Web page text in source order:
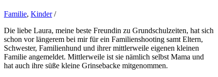
Familie, Kinder /
Die liebe Laura, meine beste Freundin zu Grundschulzeiten, hat sich
schon vor längerem bei mir für ein Familienshooting samt Eltern,
Schwester, Familienhund und ihrer mittlerweile eigenen kleinen
Familie angemeldet. Mittlerweile ist sie nämlich selbst Mama und
hat auch ihre süße kleine Grinsebacke mitgenommen.